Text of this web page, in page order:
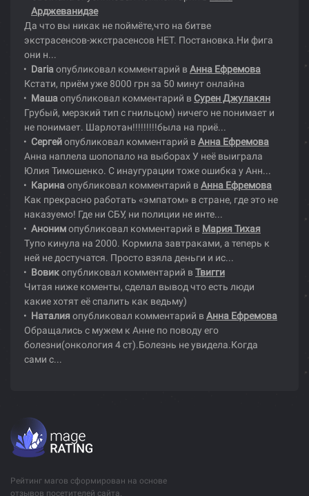
Арджеванидзе
Да что вы никак не поймёте,что на битве
экстрасенсов-жкстрасенсов НЕТ. Постановка.Ни фига
они н...
Dariaопубликовал комментарий в Анна Ефремова
Кстати, приём уже 8000 грн за 50 минут онлайна
Машаопубликовал комментарий в Сурен Джулакян
Грубый, мерзкий тип с гнильцом) ничего не понимает и
не понимает. Шарлотан!!!!!!!!!была на приё...
Сергейопубликовал комментарий в Анна Ефремова
Анна наплела шопопало на выборах У неё выиграла
Юлия Тимошенко. С инаугурации тоже ошибка у Анн...
Каринаопубликовал комментарий в Анна Ефремова
Как прекрасно работать «эмпатом» в стране, где это не
наказуемо! Где ни СБУ, ни полиции не инте...
Анонимопубликовал комментарий в Мария Тихая
Тупо кинула на 2000. Кормила завтраками, а теперь к
ней не достучатся. Просто взяла деньги и ис...
Вовикопубликовал комментарий в Твигги
Читая ниже коменты, сделал вывод что есть люди
какие хотят её спалить как ведьму)
Наталия опубликовал комментарий в Анна Ефремова
Обращались с мужем к Анне по поводу его
болезни(онкология 4 ст).Болезнь не увидела.Когда
сами с...
Рейтинг магов сформирован на основе
отзывов посетителей сайта.